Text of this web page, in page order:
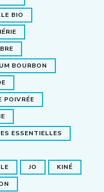
BIO
BOURBON
POIVRÉE
ESSENTIELLES
JO KINÉ